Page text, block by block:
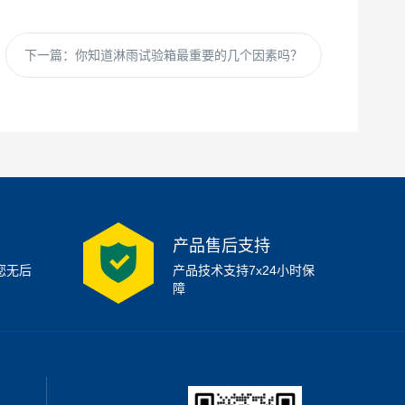
下一篇： 你知道淋雨试验箱最重要的几个因素吗？
无后
产品售后支持
产品技术支持7x24小时保
障